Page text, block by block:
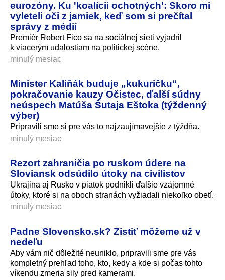
eurozóny. Ku 'koalícii ochotných': Skoro mi
vyleteli oči z jamiek, keď som si prečítal
správy z médií
Premiér Robert Fico sa na sociálnej sieti vyjadril
k viacerým udalostiam na politickej scéne.
minulý mesiac
Minister Kaliňák buduje „kukuričku“,
pokračovanie kauzy Očistec, ďalší súdny
neúspech Matúša Šutaja Eštoka (týždenný
výber)
Pripravili sme si pre vás to najzaujímavejšie z týždňa.
minulý mesiac
Rezort zahraničia po ruskom údere na
Sloviansk odsúdilo útoky na civilistov
Ukrajina aj Rusko v piatok podnikli ďalšie vzájomné
útoky, ktoré si na oboch stranách vyžiadali niekoľko obetí.
minulý mesiac
Padne Slovensko.sk? Zistiť môžeme už v
nedeľu
Aby vám nič dôležité neuniklo, pripravili sme pre vás
kompletný prehľad toho, kto, kedy a kde si počas tohto
víkendu zmeria sily pred kamerami.